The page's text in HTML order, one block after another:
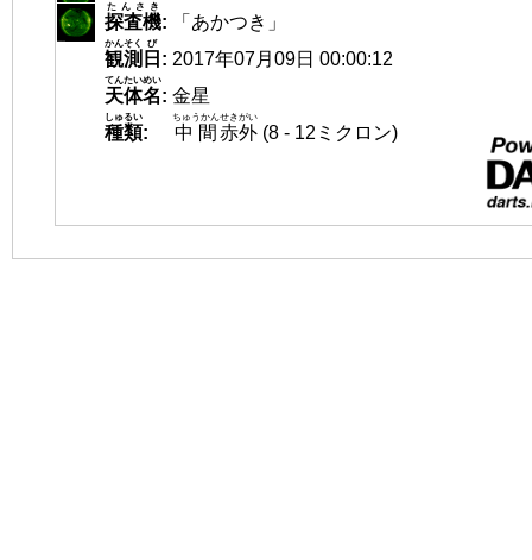
探査機
たんさき
:
「あかつき」
観測
かんそく
日
び
: 2017年07月09日 00:00:12
天体名
てんたいめい
: 金星
種類
しゅるい
: 中間
ちゅうかん
赤外
せきがい
(8 - 12ミクロン)